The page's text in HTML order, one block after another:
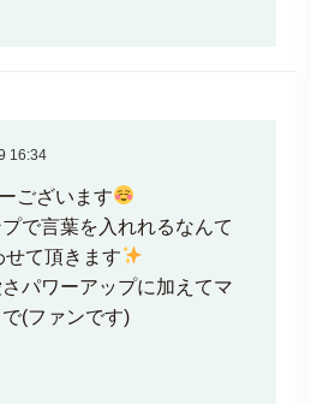
16:34
ございます
で言葉を入れれるなんて
て頂きます
パワーアップに加えてマ
(ファンです)